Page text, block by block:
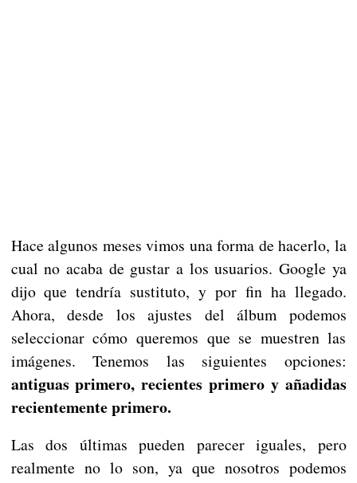
Hace algunos meses vimos una forma de hacerlo, la
cual no acaba de gustar a los usuarios. Google ya
dijo que tendría sustituto, y por fin ha llegado.
Ahora, desde los ajustes del álbum podemos
seleccionar cómo queremos que se muestren las
imágenes. Tenemos las siguientes opciones:
antiguas primero, recientes primero y añadidas
recientemente primero.
Las dos últimas pueden parecer iguales, pero
realmente no lo son, ya que nosotros podemos